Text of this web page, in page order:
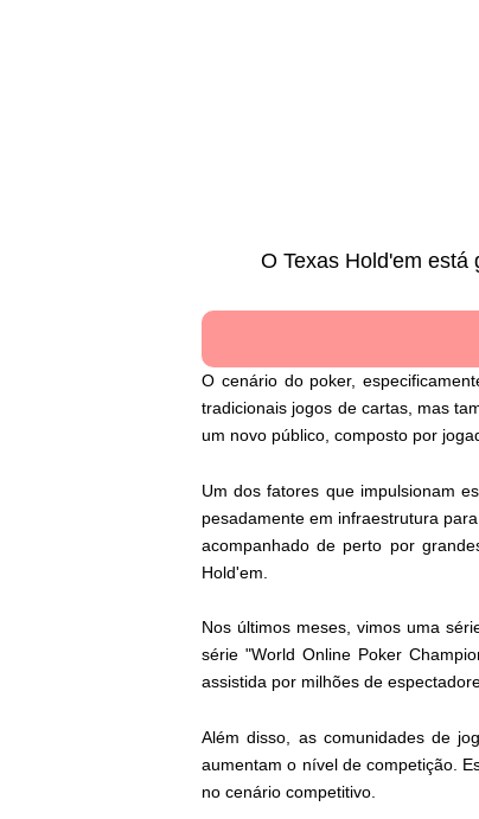
O Texas Hold'em
O cenário do poker,
tradicionais jogos de cartas, mas
um novo público, composto por
Um dos fatores que impulsionam
pesadamente em infraestrutura
acompanhado de perto por
Hold'em.
Nos últimos meses, vimos uma
série "World Online Poker
assistida por milhões de
Além disso, as comunidades de
aumentam o nível de competição.
no cenário competitivo.